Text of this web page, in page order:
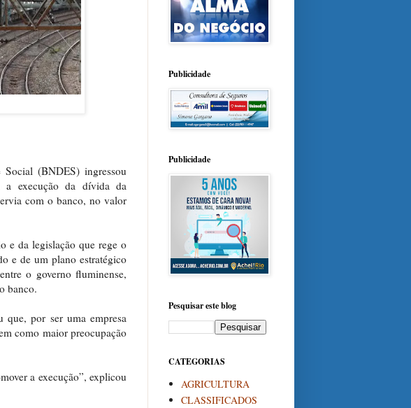
(BNDES) ingressou
a execução da dívida da
com o banco, no valor
e da legislação que rege o
e de um plano estratégico
o governo fluminense,
banco.
por ser uma empresa
como maior preocupação
a execução”, explicou
Publicidade
Publicidade
Pesquisar este blog
CATEGORIAS
AGRICULTURA
CLASSIFICADOS